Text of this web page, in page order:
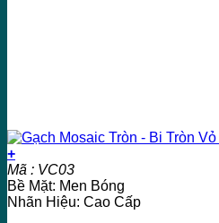
+
Mã : VC03
Bề Mặt: Men Bóng
Nhãn Hiệu: Cao Cấp